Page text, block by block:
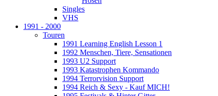
Singles
VHS
1991 - 2000
Touren
1991 Learning English Lesson 1
1992 Menschen, Tiere, Sensationen
1993 U2 Support
1993 Katastrophen Kommando
1994 Terrorvision Support
1994 Reich & Sexy - Kauf MICH!